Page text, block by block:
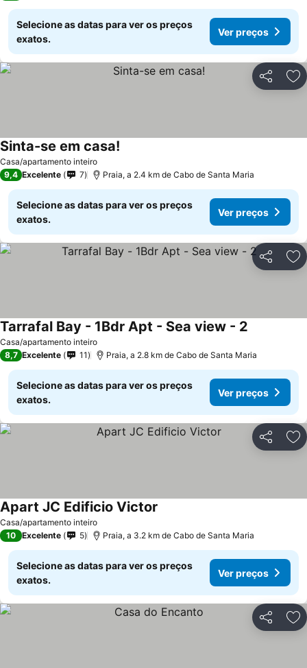
Selecione as datas para ver os preços
exatos.
Ver preços
Partilhar
Casa/apartamento inteiro
Sinta-se em casa!
9,4 Excelente 7 Praia, a 2.4 km de Cabo de Santa Maria
Selecione as datas para ver os preços
exatos.
Ver preços
Partilhar
Casa/apartamento inteiro
Tarrafal Bay - 1Bdr Apt - Sea view - 2
8,7 Excelente 11 Praia, a 2.8 km de Cabo de Santa Maria
Selecione as datas para ver os preços
exatos.
Ver preços
Partilhar
Casa/apartamento inteiro
Apart JC Edificio Victor
10 Excelente 5 Praia, a 3.2 km de Cabo de Santa Maria
Selecione as datas para ver os preços
exatos.
Ver preços
Partilhar